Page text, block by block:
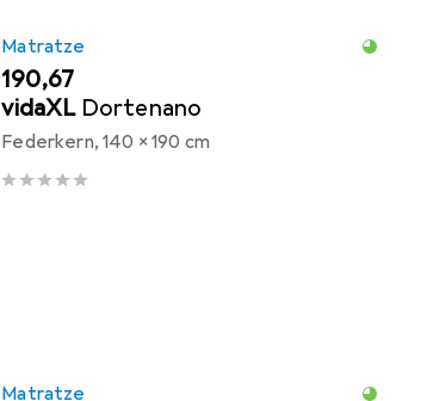
Matratze
EUR
190,67
vidaXL Dortenano
Federkern, 140 x 190 cm
Matratze